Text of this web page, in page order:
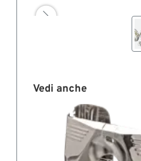

Vedi anche